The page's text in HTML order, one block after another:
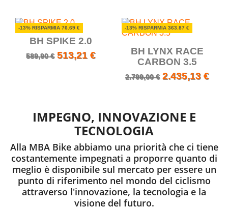
BH SPIKE 2.0
589,90 € 513,21 €
-13% RISPARMIA 76.69 €
BH LYNX RACE
CARBON 3.5
2.799,00 € 2.435,13 €
-13% RISPARMIA 363.87 €
IMPEGNO, INNOVAZIONE E
TECNOLOGIA
Alla MBA Bike abbiamo una priorità che ci tiene
costantemente impegnati a proporre quanto di
meglio è disponibile sul mercato per essere un
punto di riferimento nel mondo del ciclismo
attraverso l'innovazione, la tecnologia e la
visione del futuro.